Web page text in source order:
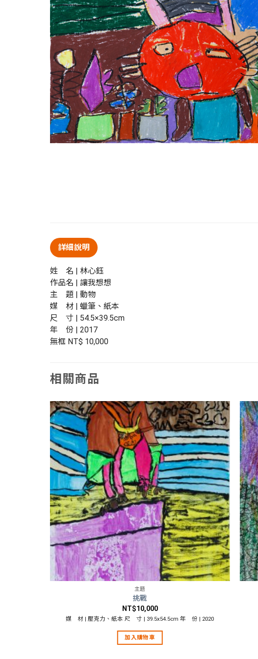
詳細說明
姓 名 | 林心鈺
作品名 | 讓我想想
主 題 | 動物
媒 材 | 蠟筆、紙本
尺 寸 | 54.5×39.5cm
年 份 | 2017
無框 NT$ 10,000
相關商品
主題
挑戰
NT$10,000
媒 材 | 壓克力、紙本 尺 寸 | 39.5x54.5cm 年 份 | 2020
加入購物車